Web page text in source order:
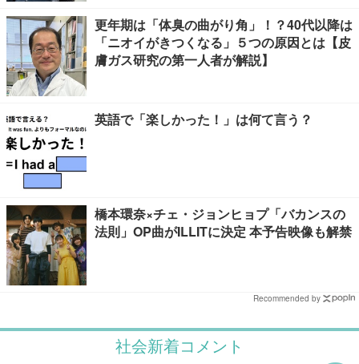
更年期は「体臭の曲がり角」！？40代以降は
「ニオイがきつくなる」５つの原因とは【皮
膚ガス研究の第一人者が解説】
英語で「楽しかった！」は何て言う？
橋本環奈×チェ・ジョンヒョプ「バカンスの
法則」OP曲がILLITに決定 本予告映像も解禁
Recommended by